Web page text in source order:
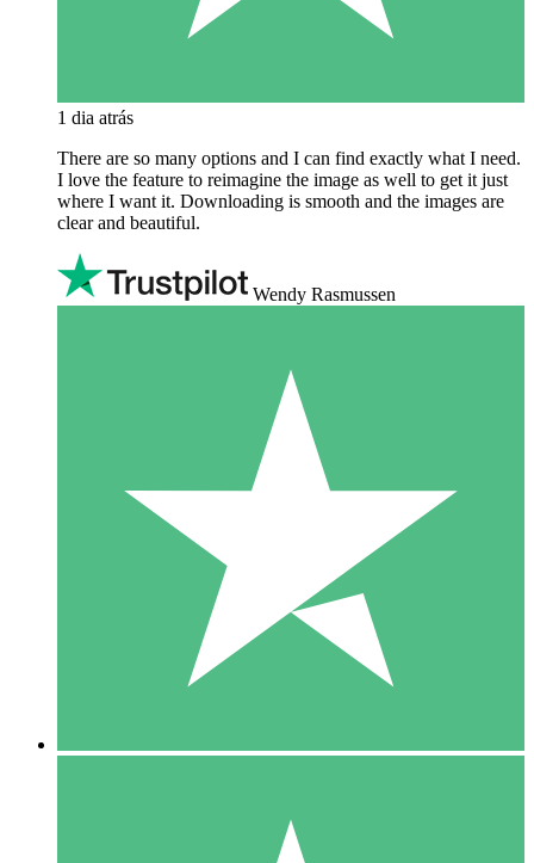
1 dia atrás
There are so many options and I can find exactly what I need.
I love the feature to reimagine the image as well to get it just
where I want it. Downloading is smooth and the images are
clear and beautiful.
Wendy Rasmussen